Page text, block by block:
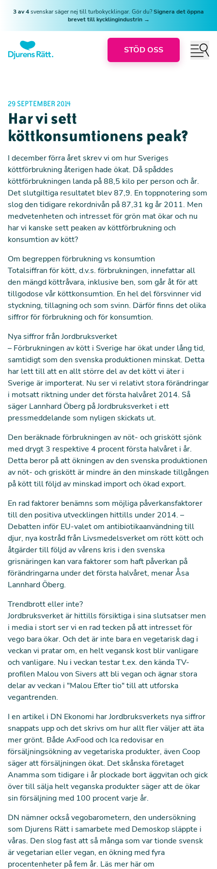
3 av 4svenskar säger nej till turbokycklingar. Gör du?Signera det öppna
brevet till kycklingindustrin →
STÖD OSS
29 SEPTEMBER 2014
Har vi sett
köttkonsumtionens peak?
I december förra året skrev vi om hur Sveriges
köttförbrukning återigen hade ökat. Då spåddes
köttförbrukningen landa på 88,5 kilo per person och år.
Det slutgiltiga resultatet blev 87,9. En toppnotering som
slog den tidigare rekordnivån på 87,31 kg år 2011. Men
medvetenheten och intresset för grön mat ökar och nu
har vi kanske sett peaken av köttförbrukning och
konsumtion av kött?
Om begreppen förbrukning vs konsumtion
Totalsiffran för kött, d.v.s. förbrukningen, innefattar all
den mängd köttråvara, inklusive ben, som går åt för att
tillgodose vår köttkonsumtion. En hel del försvinner vid
styckning, tillagning och som svinn. Därför finns det olika
siffror för förbrukning och för konsumtion.
Nya siffror från Jordbruksverket
– Förbrukningen av kött i Sverige har ökat under lång tid,
samtidigt som den svenska produktionen minskat. Detta
har lett till att en allt större del av det kött vi äter i
Sverige är importerat. Nu ser vi relativt stora förändringar
i motsatt riktning under det första halvåret 2014. Så
säger Lannhard Öberg på Jordbruksverket i ett
pressmeddelande som nyligen skickats ut.
Den beräknade förbrukningen av nöt- och griskött sjönk
med drygt 3 respektive 4 procent första halvåret i år.
Detta beror på att ökningen av den svenska produktionen
av nöt- och griskött är mindre än den minskade tillgången
på kött till följd av minskad import och ökad export.
En rad faktorer benämns som möjliga påverkansfaktorer
till den positiva utvecklingen hittills under 2014. –
Debatten inför EU-valet om antibiotikaanvändning till
djur, nya kostråd från Livsmedelsverketom rött kött och
åtgärder till följd av vårens kris i den svenska
grisnäringen kan vara faktorer som haft påverkan på
förändringarna under det första halvåret, menar Åsa
Lannhard Öberg.
Trendbrott eller inte?
Jordbruksverket är hittills försiktiga i sina slutsatser men
i media i stort ser vi en rad tecken på att intresset för
vego bara ökar. Och det är inte bara en vegetarisk dag i
veckan vi pratar om, en helt vegansk kost blir vanligare
och vanligare. Nu i veckan testar t.ex. den kända TV-
profilen Malou von Sivers att bli vegan och ägnar stora
delar av veckan i "Malou Efter tio" till att utforska
vegantrenden.
I en artikel i DN Ekonomi har Jordbruksverkets nya siffror
snappats upp och det skrivs om hur allt fler väljer att äta
mer grönt. Både AxFood och Ica redovisar en
försäljningsökning av vegetariska produkter, även Coop
säger att försäljningen ökat. Det skånska företaget
Anamma som tidigare i år plockade bort äggvitan och gick
över till sälja helt veganska produkter säger att de ökar
sin försäljning med 100 procent varje år.
DN nämner också vegobarometern, den undersökning
som Djurens Rätt i samarbete med Demoskop släppte i
våras. Den slog fast att så många som var tionde svensk
är vegetarian eller vegan, en ökning med fyra
procentenheter på fem år. Läs mer härom